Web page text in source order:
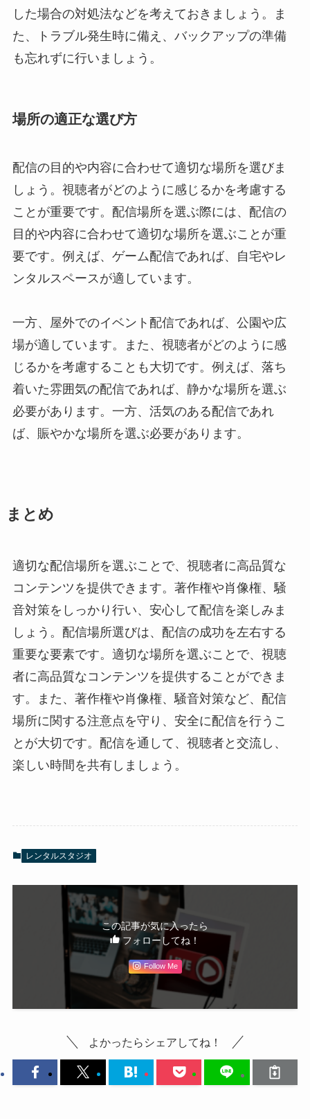
した場合の対処法などを考えておきましょう。ま
た、トラブル発生時に備え、バックアップの準備
も忘れずに行いましょう。
場所の適正な選び方
配信の目的や内容に合わせて適切な場所を選びま
しょう。視聴者がどのように感じるかを考慮する
ことが重要です。配信場所を選ぶ際には、配信の
目的や内容に合わせて適切な場所を選ぶことが重
要です。例えば、ゲーム配信であれば、自宅やレ
ンタルスペースが適しています。
一方、屋外でのイベント配信であれば、公園や広
場が適しています。また、視聴者がどのように感
じるかを考慮することも大切です。例えば、落ち
着いた雰囲気の配信であれば、静かな場所を選ぶ
必要があります。一方、活気のある配信であれ
ば、賑やかな場所を選ぶ必要があります。
まとめ
適切な配信場所を選ぶことで、視聴者に高品質な
コンテンツを提供できます。著作権や肖像権、騒
音対策をしっかり行い、安心して配信を楽しみま
しょう。配信場所選びは、配信の成功を左右する
重要な要素です。適切な場所を選ぶことで、視聴
者に高品質なコンテンツを提供することができま
す。また、著作権や肖像権、騒音対策など、配信
場所に関する注意点を守り、安全に配信を行うこ
とが大切です。配信を通して、視聴者と交流し、
楽しい時間を共有しましょう。
レンタルスタジオ
この記事が気に入ったら
フォローしてね！
Follow Me
よかったらシェアしてね！